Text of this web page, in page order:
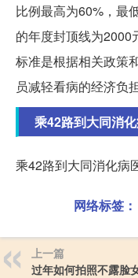
比例最高为60%，最
的年度封顶线为2000
标准是根据相关政策
员减轻看病的经济负
乘42路到大同消
乘42路到大同消化病
网络标签：
上一篇
过年如何拍照不露脸